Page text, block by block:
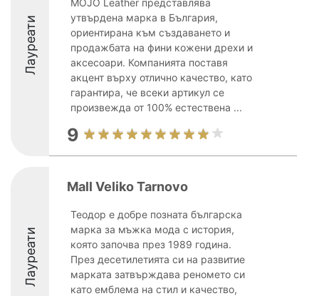
Лауреати
MOJO Leather представлява
утвърдена марка в България,
ориентирана към създаването и
продажбата на фини кожени дрехи и
аксесоари. Компанията поставя
акцент върху отлично качество, като
гарантира, че всеки артикул се
произвежда от 100% естествена ...
9
Лауреати
Mall Veliko Tarnovo
Теодор е добре позната българска
марка за мъжка мода с история,
която започва през 1989 година.
През десетилетията си на развитие
марката затвърждава реномето си
като емблема на стил и качество,